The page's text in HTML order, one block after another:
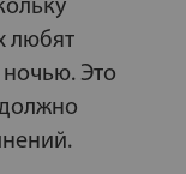
любят
Это